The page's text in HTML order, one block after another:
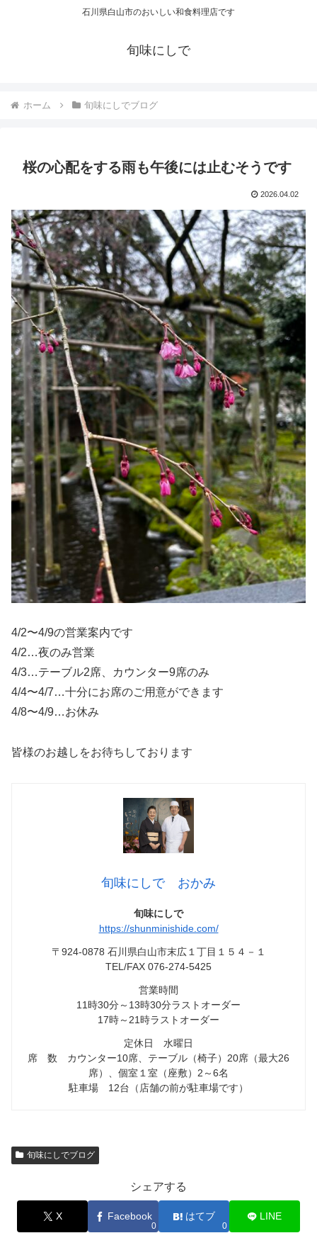
石川県白山市のおいしい和食料理店です
旬味にしで
ホーム 旬味にしでブログ
桜の心配をする雨も午後には止むそうです
2026.04.02
4/2〜4/9の営業案内です
4/2…夜のみ営業
4/3…テーブル2席、カウンター9席のみ
4/4〜4/7…十分にお席のご用意ができます
4/8〜4/9…お休み
皆様のお越しをお待ちしております
旬味にしで おかみ
旬味にしで
https://shunminishide.com/
〒924-0878 石川県白山市末広１丁目１５４－１
TEL/FAX 076-274-5425
営業時間
11時30分～13時30分ラストオーダー
17時～21時ラストオーダー
定休日 水曜日
席 数 カウンター10席、テーブル（椅子）20席（最大26
席）、個室１室（座敷）2～6名
駐車場 12台（店舗の前が駐車場です）
旬味にしでブログ
シェアする
X Facebook
0
はてブ
0
LINE